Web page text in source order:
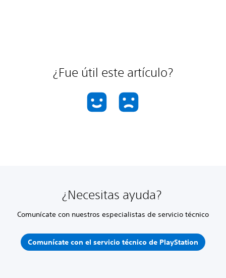
¿Fue útil este artículo?
¿Necesitas ayuda?
Comunícate con nuestros especialistas de servicio técnico
Comunícate con el servicio técnico de PlayStation